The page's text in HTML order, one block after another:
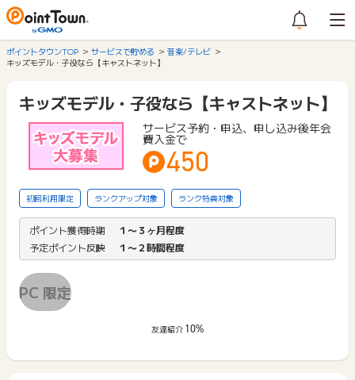
ポイントタウンTOP サービスで貯める
音楽/テレビ
キッズモデル・子役なら【キャストネット】
キッズモデル・子役なら【キャストネット】
サービス予約・申込、申し込み後年会
費入金で
450
初回利用限定 ランクアップ対象 ランク特典対象
ポイント獲得時期
１〜３ヶ月程度
予定ポイント反映
１〜２時間程度
PC 限定
友達紹介 10%